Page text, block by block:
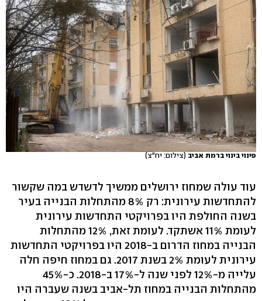
פינוי בינוי ברמת אביב (צילום: יח"צ)
עוד עולה שמחוז ירושלים ממשיך לדשדש במה שקשור
להתחדשות עירונית: רק 8% מהתחלות הבנייה בעיר
בשנה החולפת היו בפרויקטי התחדשות עירונית
לעומת 11% אשתקד. לעומת זאת, 12% מהתחלות
הבנייה במחוז הדרום ב-2018 היו בפרויקטי התחדשות
עירונית לעומת 2% בשנת 2017. גם במחוז חיפה חלה
עלייה מ-12% לפני שנה ל-17% ב-2018. כ-45%
מהתחלות הבנייה במחוז תל-אביב בשנה שעברה היו